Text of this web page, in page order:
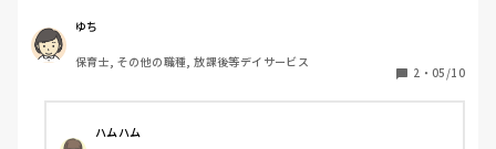
^_^
ゆち
保育士, その他の職種, 放課後等デイサービス
2 ・ 05/10
ハムハム